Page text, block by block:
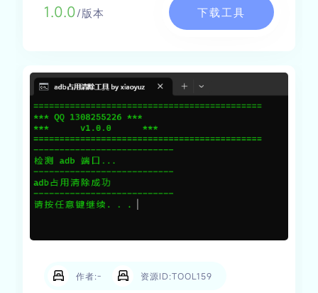
1.0.0/版本 下载工具
作者:- 资源ID:TOOL159